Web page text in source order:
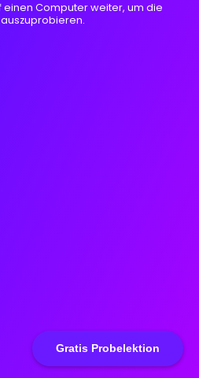
Gratis Probelektion
einen Computer weiter, um die